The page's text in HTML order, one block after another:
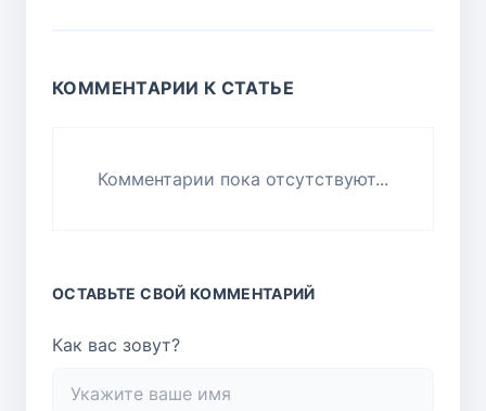
КОММЕНТАРИИ К СТАТЬЕ
Комментарии пока отсутствуют...
ОСТАВЬТЕ СВОЙ КОММЕНТАРИЙ
Как вас зовут?